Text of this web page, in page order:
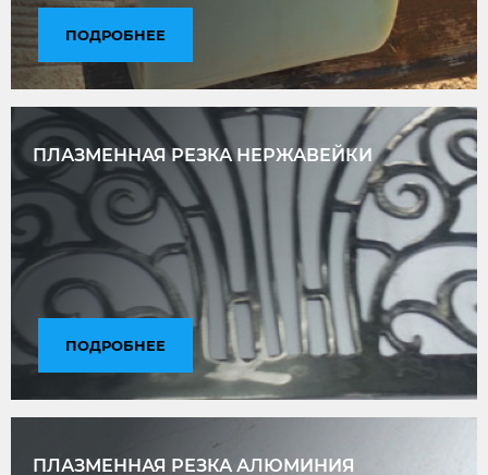
ПОДРОБНЕЕ
ПЛАЗМЕННАЯ РЕЗКА НЕРЖАВЕЙКИ
ПОДРОБНЕЕ
ПЛАЗМЕННАЯ РЕЗКА АЛЮМИНИЯ